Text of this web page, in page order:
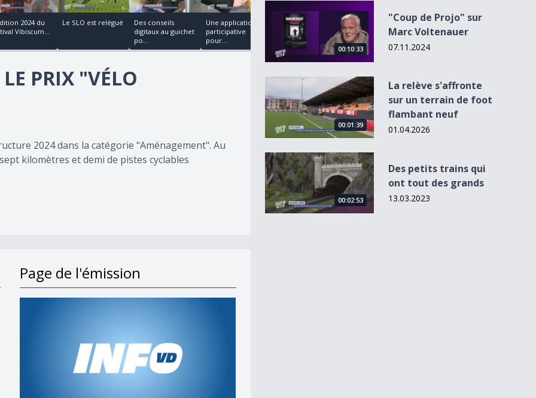
2024 du
Vibiscum...
Le SLO est relégué
Des conseils
digitaux au guichet
po...
Une application
participative
pour...
Lausanne
remporte le prix
"Vélo Inf...
Jubilé des Magasins
du Monde
PRIX "VÉLO
2024 dans la catégorie "Aménagement". Au
kilomètres et demi de pistes cyclables
2027
Page de l'émission
&quot;Coup de Projo&quot; sur Marc Voltenauer
00:10:33
"Coup de Projo" sur
Marc Voltenauer
07.11.2024
La relève s&#039;affronte sur un terrain de foot flambant
00:01:39
La relève s'affronte
sur un terrain de foot
flambant neuf
01.04.2026
Des petits trains qui ont tout des grands
00:02:53
Des petits trains qui
ont tout des grands
13.03.2023